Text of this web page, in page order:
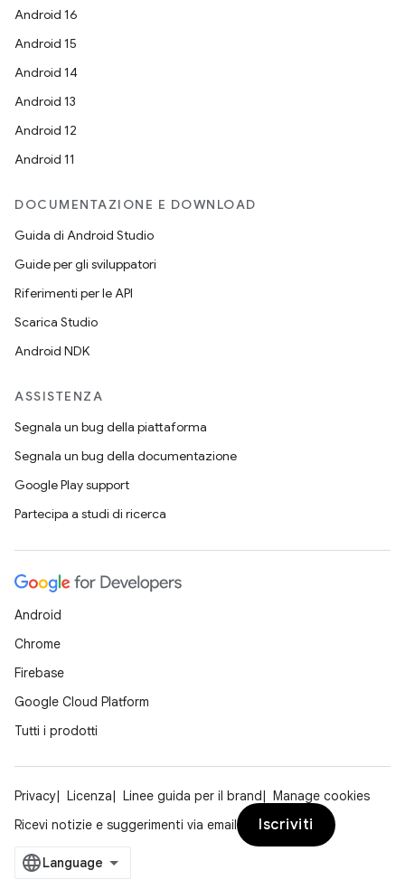
Android 16
Android 15
Android 14
Android 13
Android 12
Android 11
DOCUMENTAZIONE E DOWNLOAD
Guida di Android Studio
Guide per gli sviluppatori
Riferimenti per le API
Scarica Studio
Android NDK
ASSISTENZA
Segnala un bug della piattaforma
Segnala un bug della documentazione
Google Play support
Partecipa a studi di ricerca
Android
Chrome
Firebase
Google Cloud Platform
Tutti i prodotti
Privacy Licenza Linee guida per il brand
Manage cookies
Ricevi notizie e suggerimenti via email
Iscriviti